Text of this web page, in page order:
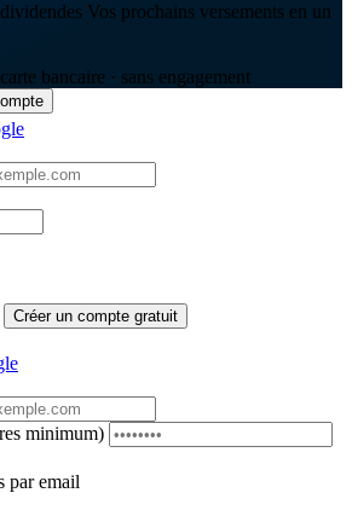
Vos prochains versements en un
bancaire · sans engagement
Créer un compte gratuit
minimum)
par email